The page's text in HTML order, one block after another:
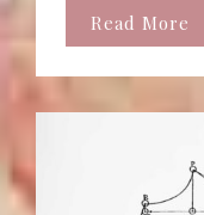
Read More